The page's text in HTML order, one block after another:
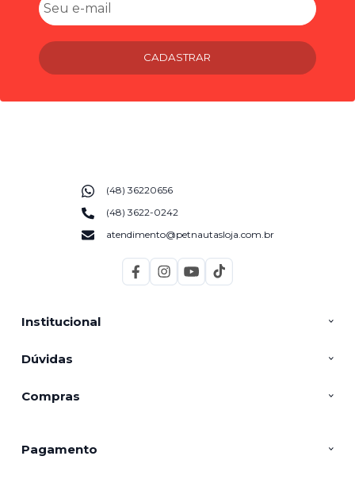
CADASTRAR
Institucional
Dúvidas
Compras
(48) 36220656
(48) 3622-0242
atendimento@petnautasloja.com.br
Pagamento